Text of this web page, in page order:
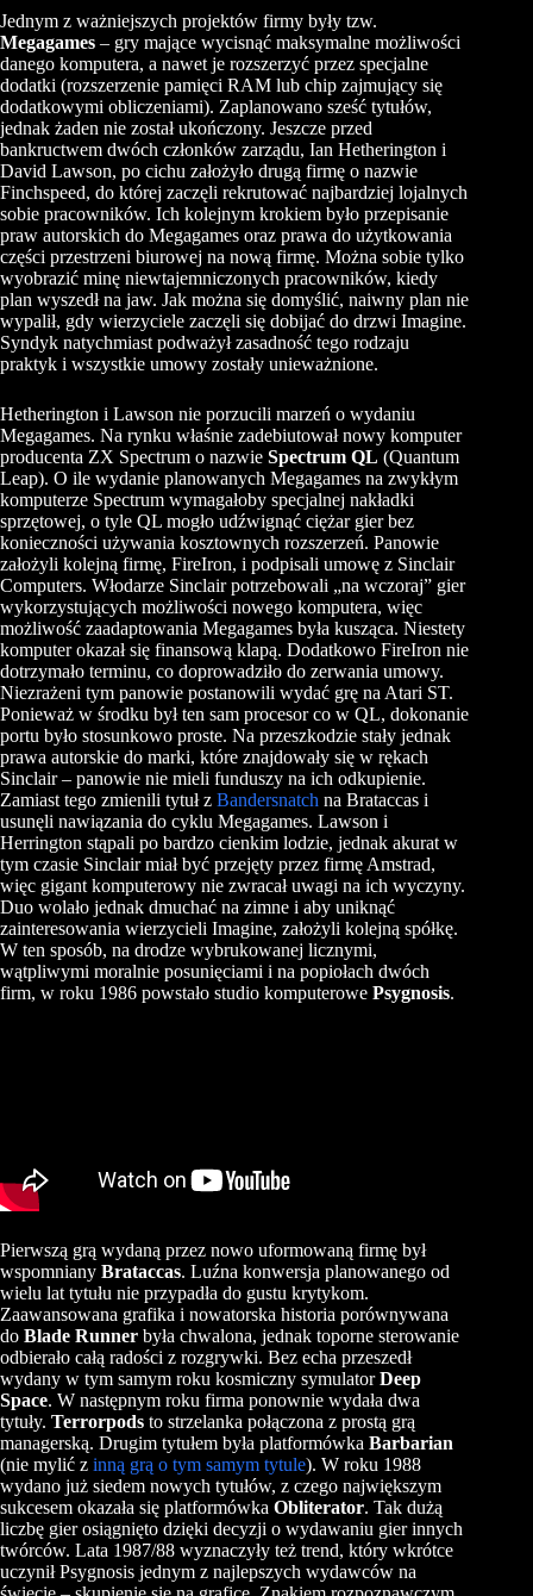
Jednym z ważniejszych projektów firmy były tzw.
Megagames – gry mające wycisnąć maksymalne możliwości
danego komputera, a nawet je rozszerzyć przez specjalne
dodatki (rozszerzenie pamięci RAM lub chip zajmujący się
dodatkowymi obliczeniami). Zaplanowano sześć tytułów,
jednak żaden nie został ukończony. Jeszcze przed
bankructwem dwóch członków zarządu, Ian Hetherington i
David Lawson, po cichu założyło drugą firmę o nazwie
Finchspeed, do której zaczęli rekrutować najbardziej lojalnych
sobie pracowników. Ich kolejnym krokiem było przepisanie
praw autorskich do Megagames oraz prawa do użytkowania
części przestrzeni biurowej na nową firmę. Można sobie tylko
wyobrazić minę niewtajemniczonych pracowników, kiedy
plan wyszedł na jaw. Jak można się domyślić, naiwny plan nie
wypalił, gdy wierzyciele zaczęli się dobijać do drzwi Imagine.
Syndyk natychmiast podważył zasadność tego rodzaju
praktyk i wszystkie umowy zostały unieważnione.
Hetherington i Lawson nie porzucili marzeń o wydaniu
Megagames. Na rynku właśnie zadebiutował nowy komputer
producenta ZX Spectrum o nazwie Spectrum QL (Quantum
Leap). O ile wydanie planowanych Megagames na zwykłym
komputerze Spectrum wymagałoby specjalnej nakładki
sprzętowej, o tyle QL mogło udźwignąć ciężar gier bez
konieczności używania kosztownych rozszerzeń. Panowie
założyli kolejną firmę, FireIron, i podpisali umowę z Sinclair
Computers. Włodarze Sinclair potrzebowali „na wczoraj” gier
wykorzystujących możliwości nowego komputera, więc
możliwość zaadaptowania Megagames była kusząca. Niestety
komputer okazał się finansową klapą. Dodatkowo FireIron nie
dotrzymało terminu, co doprowadziło do zerwania umowy.
Niezrażeni tym panowie postanowili wydać grę na Atari ST.
Ponieważ w środku był ten sam procesor co w QL, dokonanie
portu było stosunkowo proste. Na przeszkodzie stały jednak
prawa autorskie do marki, które znajdowały się w rękach
Sinclair – panowie nie mieli funduszy na ich odkupienie.
Zamiast tego zmienili tytuł z Bandersnatch na Brataccas i
usunęli nawiązania do cyklu Megagames. Lawson i
Herrington stąpali po bardzo cienkim lodzie, jednak akurat w
tym czasie Sinclair miał być przejęty przez firmę Amstrad,
więc gigant komputerowy nie zwracał uwagi na ich wyczyny.
Duo wolało jednak dmuchać na zimne i aby uniknąć
zainteresowania wierzycieli Imagine, założyli kolejną spółkę.
W ten sposób, na drodze wybrukowanej licznymi,
wątpliwymi moralnie posunięciami i na popiołach dwóch
firm, w roku 1986 powstało studio komputerowe Psygnosis.
Pierwszą grą wydaną przez nowo uformowaną firmę był
wspomniany Brataccas. Luźna konwersja planowanego od
wielu lat tytułu nie przypadła do gustu krytykom.
Zaawansowana grafika i nowatorska historia porównywana
do Blade Runner była chwalona, jednak toporne sterowanie
odbierało całą radości z rozgrywki. Bez echa przeszedł
wydany w tym samym roku kosmiczny symulatorDeep
Space. W następnym roku firma ponownie wydała dwa
tytuły. Terrorpods to strzelanka połączona z prostą grą
managerską. Drugim tytułem była platformówka Barbarian
(nie mylić z inną grą o tym samym tytule). W roku 1988
wydano już siedem nowych tytułów, z czego największym
sukcesem okazała się platformówka Obliterator. Tak dużą
liczbę gier osiągnięto dzięki decyzji o wydawaniu gier innych
twórców. Lata 1987/88 wyznaczyły też trend, który wkrótce
uczynił Psygnosis jednym z najlepszych wydawców na